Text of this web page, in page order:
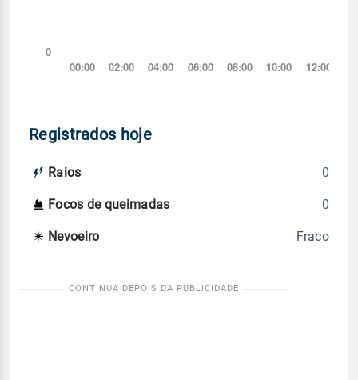
Registrados hoje
Raios 0
Focos de queimadas 0
Nevoeiro Fraco